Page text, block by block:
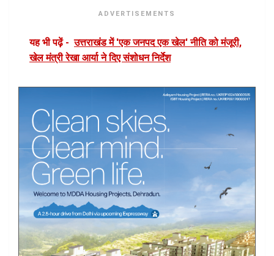
ADVERTISEMENTS
यह भी पढ़ें - उत्तराखंड में 'एक जनपद एक खेल' नीति को मंजूरी,
खेल मंत्री रेखा आर्या ने दिए संशोधन निर्देश